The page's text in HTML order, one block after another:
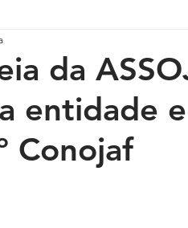
Isenção Fiscal
da
entidade
Conojaf